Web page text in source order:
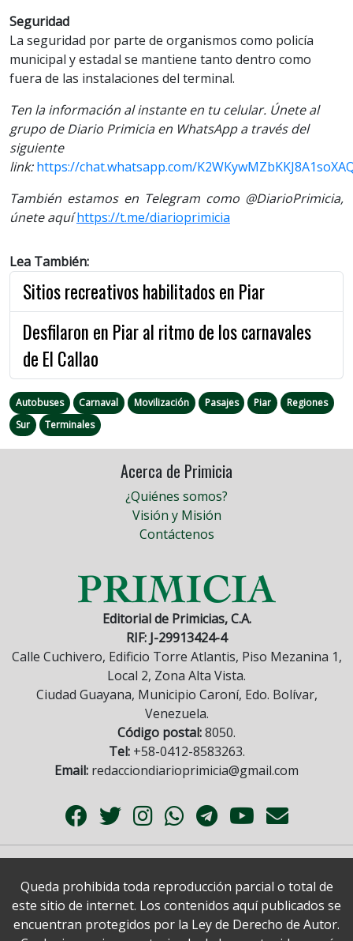
Seguridad
La seguridad por parte de organismos como policía
municipal y estadal se mantiene tanto dentro como
fuera de las instalaciones del terminal.
Ten la información al instante en tu celular. Únete al
grupo de Diario Primicia en WhatsApp a través del
siguiente
link:https://chat.whatsapp.com/
También estamos en Telegram como @DiarioPrimicia,
únete aquí https://t.me/diarioprimicia
Lea También:
Sitios recreativos habilitados en Piar
Desfilaron en Piar al ritmo de los carnavales
de El Callao
Autobuses Carnaval Movilización Pasajes Piar
Regiones
Sur
Terminales
Acerca de Primicia
¿Quiénes somos?
Visión y Misión
Contáctenos
Editorial de Primicias, C.A.
RIF: J-29913424-4
Calle Cuchivero, Edificio Torre Atlantis, Piso Mezanina 1,
Local 2, Zona Alta Vista.
Ciudad Guayana, Municipio Caroní, Edo. Bolívar,
Venezuela.
Código postal:8050.
Tel:+58-0412-8583263.
Email: redacciondiarioprimicia@gmail.com
Queda prohibida toda reproducción parcial o total de
este sitio de internet. Los contenidos aquí publicados se
encuentran protegidos por la Ley de Derecho de Autor.